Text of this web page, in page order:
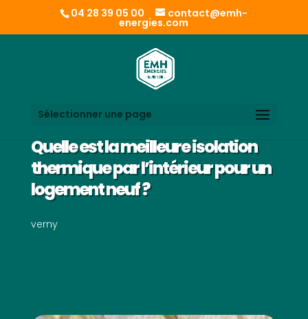
04 28 39 05 00 contact@emh-
energies.com
Sélectionner une page
Quelle est la meilleure isolation
thermique par l’intérieur pour un
logement neuf ?
verny